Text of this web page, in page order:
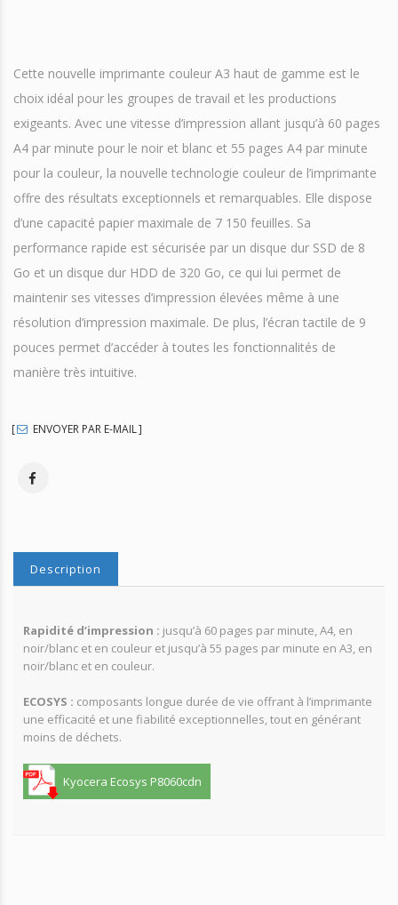
Cette nouvelle imprimante couleur A3 haut de gamme est le
choix idéal pour les groupes de travail et les productions
exigeants. Avec une vitesse d’impression allant jusqu’à 60 pages
A4 par minute pour le noir et blanc et 55 pages A4 par minute
pour la couleur, la nouvelle technologie couleur de l’imprimante
offre des résultats exceptionnels et remarquables. Elle dispose
d’une capacité papier maximale de 7 150 feuilles. Sa
performance rapide est sécurisée par un disque dur SSD de 8
Go et un disque dur HDD de 320 Go, ce qui lui permet de
maintenir ses vitesses d’impression élevées même à une
résolution d’impression maximale. De plus, l’écran tactile de 9
pouces permet d’accéder à toutes les fonctionnalités de
manière très intuitive.
ENVOYER PAR E-MAIL
Description
Rapidité d’impression : jusqu’à 60 pages par minute, A4, en
noir/blanc et en couleur et jusqu’à 55 pages par minute en A3, en
noir/blanc et en couleur.
ECOSYS : composants longue durée de vie offrant à l’imprimante
une efficacité et une fiabilité exceptionnelles, tout en générant
moins de déchets.
Kyocera Ecosys P8060cdn